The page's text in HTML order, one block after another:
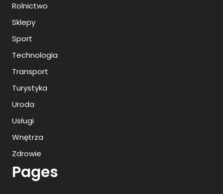
Rolnictwo
Sklepy
Sport
Technologia
Transport
Turystyka
Uroda
Usługi
Wnętrza
Zdrowie
Pages